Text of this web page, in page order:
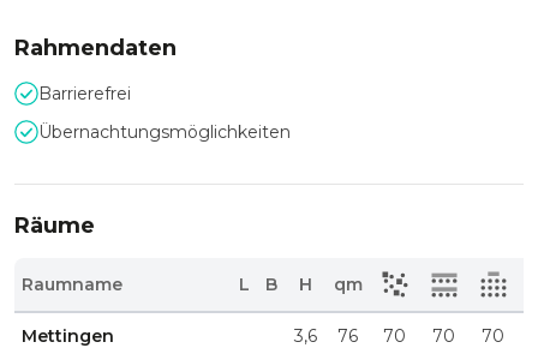
Rahmendaten
Barrierefrei
Übernachtungsmöglichkeiten
Räume
Raumname L B H qm
Mettingen 3,6 76 70 70 70